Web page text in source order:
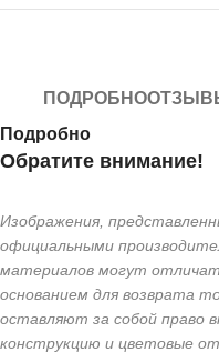
ПОДРОБНО
Подробно
Обратите внимание!
Изображения,
официальными
материалов могут
основанием для возврата
оставляют за собой право
конструкцию и цветовые